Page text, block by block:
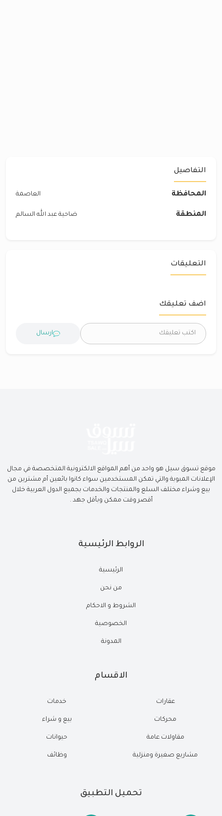
التفاصيل
المحافظة العاصمة
المنطقة ضاحية عبد الله السالم
التعليقات
اضف تعليقك
ارسال
موقع تسوق سيل هو واحد من أهم المواقع الالكترونية المتخصصة في مجال
الإعلانات المبوبة والتي تمكن المستخدمين سواء كانوا بائعين أم مشترين من
بيع وشراء مختلف السلع والمنتجات والخدمات بجميع الدول العربية خلال
أقصر وقت ممكن وبأقل جهد .
الروابط الرئيسية
الرئيسية
من نحن
الشروط و الاحكام
الخصوصية
المدونة
الاقسام
عقارات
محركات
مقاولات عامة
مشاريع صغيرة ومنزلية
خدمات
بيع و شراء
حيوانات
وظائف
تحميل التطبيق